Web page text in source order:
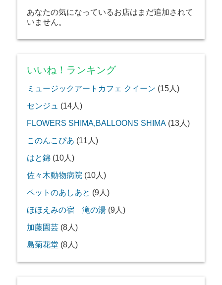
あなたの気になっているお店はまだ追加されて
いません。
いいね！ランキング
ミュージックアートカフェ クイーン (15人)
センジュ (14人)
FLOWERS SHIMA,BALLOONS SHIMA (13人)
このんこぴあ (11人)
はと錦 (10人)
佐々木動物病院 (10人)
ペットのあしあと (9人)
ほほえみの宿 滝の湯 (9人)
加藤園芸 (8人)
島菊花堂 (8人)